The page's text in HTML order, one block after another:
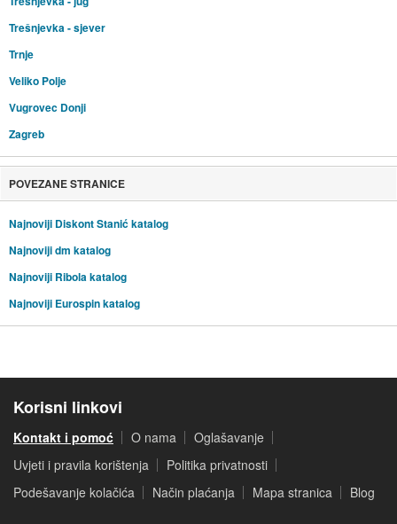
Trešnjevka - sjever
Trnje
Veliko Polje
Vugrovec Donji
Zagreb
POVEZANE STRANICE
Najnoviji Diskont Stanić katalog
Najnoviji dm katalog
Najnoviji Ribola katalog
Najnoviji Eurospin katalog
Korisni linkovi
Kontakt i pomoć O nama
Oglašavanje
Uvjeti i pravila korištenja
Politika privatnosti
Podešavanje kolačića
Način plaćanja Mapa stranica Blog